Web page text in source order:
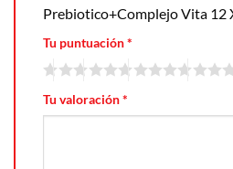
Prebiotico+Complejo Vita 12
Tu puntuación*
Tu valoración*